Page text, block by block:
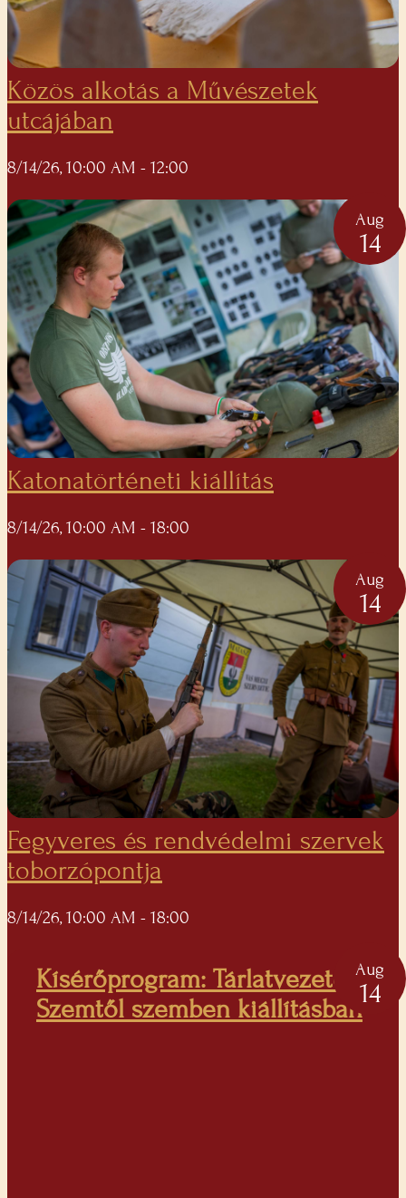
Közös alkotás a Művészetek
utcájában
8/14/26, 10:00 AM - 12:00
Aug
14
Katonatörténeti kiállítás
8/14/26, 10:00 AM - 18:00
Aug
14
Fegyveres és rendvédelmi szervek
toborzópontja
8/14/26, 10:00 AM - 18:00
Kísérőprogram: Tárlatvezetés a
Szemtől szemben kiállításban
Aug
14